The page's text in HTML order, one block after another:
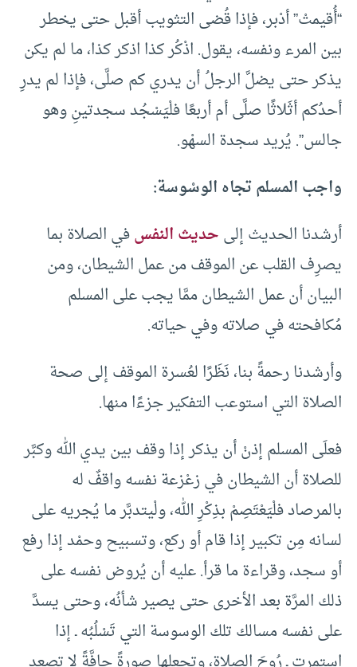
“أُقيمتْ” أدْبر، فإذا قُضى التثويب أقبل حتى يخطر
بين المرء ونفسه، يقول. اذْكُر كذا اذكر كذا، ما لم يكن
يذكر حتى يضلَّ الرجلُ أن يدري كم صلَّى، فإذا لم يدرِ
أحدُكم أثَلاثًا صلَّى أم أربعًا فلْيَسْجُد سجدتينِ وهو
جالس”. يُريد سجدة السهْو.
واجب المسلم تجاه الوسْوسة:
أرشدنا الحديث إلىحديث النفسفي الصلاة بما
يصرِف القلب عن الموقف من عمل الشيطان، ومن
البيان أن عمل الشيطان ممَّا يجب على المسلم
مُكافحته في صلاته وفي حياته.
وأرشدنا رحمةً بنا، نَظَرًا لعُسرة الموقف إلى صحة
الصلاة التي استوعب التفكير جزءًا منها.
فعلَى المسلم إذنْ أن يذكر إذا وقف بين يدي الله وكبَّر
للصلاة أن الشيطان في زعْزعة نفسه واقفٌ له
بالمرصاد فلْيَعْتَصِمْ بذِكْرِ الله، ولْيتدبَّر ما يُجريه على
لسانه مِن تكبير إذا قام أو ركع، وتسبيح وحمْد إذا رفع
أو سجد، وقراءة ما قرأ. عليه أن يُروض نفسه على
ذلك المرَّة بعد الأخرى حتى يصير شأنُه، وحتى يسدَّ
على نفسه مسالك تلك الوسوسة التي تَسْلُبُه ـ إذا